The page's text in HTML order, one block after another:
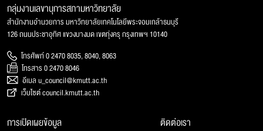
กลุ่มงานเลขานุการสภามหาวิทยาลัย
สำนักงานอำนวยการ มหาวิทยาลัยเทคโนโลยีพระจอมเกล้าธนบุรี
126 ถนนประชาอุทิศ แขวงบางมด เขตทุ่งครุ กรุงเทพฯ 10140
โทรศัพท์ 0 2470 8035, 8040, 8063
โทรสาร 0 2470 8046
อีเมล u_council@kmutt.ac.th
เว็บไซต์ council.kmutt.ac.th
การเปิดเผยข้อมูล ติดต่อเรา